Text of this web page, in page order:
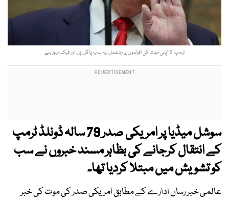
ٹرمپ کا اپنی موت کی افواہوں پر ردعمل: یہ سب پاگل پن اور فیک نیوز ہے
سوشل میڈیا پر امریکی صدر 79 سالہ ڈونلڈ ٹرمپ
کے انتقال کرجانے کی بظاہر مسند خبروں نے سب
کو تشویش میں مبتلا کردیا تھا۔
عالمی خبر رساں ادارے کے مطابق امریکی صدر کی موت کی خبر